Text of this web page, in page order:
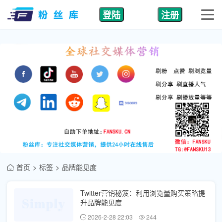
登陆 注册
首页 标签 品牌能见度
Twitter营销秘笈：利用浏览量购买策略提
升品牌能见度
2026-2-28 22:03 244